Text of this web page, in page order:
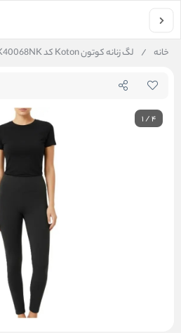
خانه / لگ زنانه کوتون Koton کد 6WAK40068NK
1/4